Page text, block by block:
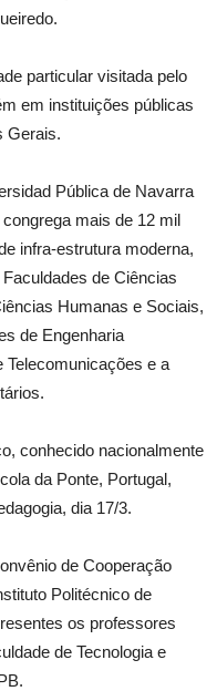
particular visitada pelo
em instituições públicas
Gerais.
Pública de Navarra
mais de 12 mil
infra-estrutura moderna,
de Ciências
Humanas e Sociais,
de Engenharia
Telecomunicações e a
conhecido nacionalmente
da Ponte, Portugal,
dia 17/3.
de Cooperação
Politécnico de
os professores
de Tecnologia e